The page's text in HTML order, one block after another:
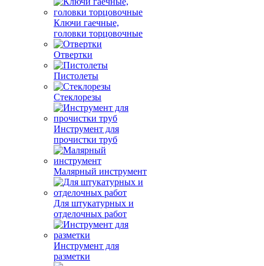
Ключи гаечные,
головки торцовочные
Отвертки
Пистолеты
Стеклорезы
Инструмент для
прочистки труб
Малярный инструмент
Для штукатурных и
отделочных работ
Инструмент для
разметки